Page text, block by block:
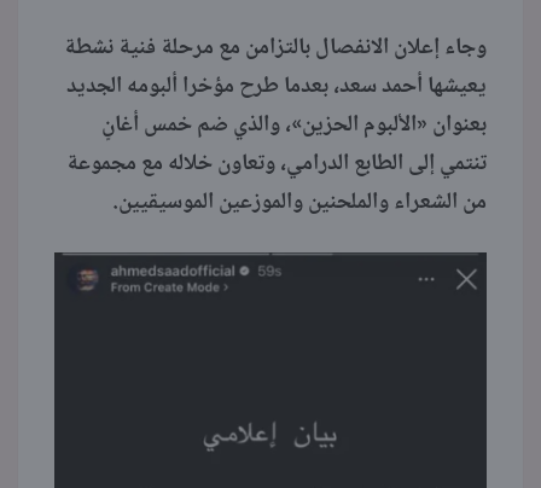
وجاء إعلان الانفصال بالتزامن مع مرحلة فنية نشطة
يعيشها أحمد سعد، بعدما طرح مؤخرا ألبومه الجديد
بعنوان «الألبوم الحزين»، والذي ضم خمس أغانٍ
تنتمي إلى الطابع الدرامي، وتعاون خلاله مع مجموعة
من الشعراء والملحنين والموزعين الموسيقيين.